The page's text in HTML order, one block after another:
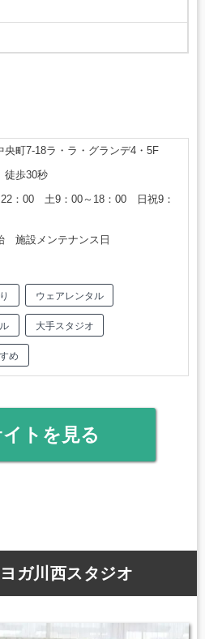
央町7-18ラ・ラ・グランデ4・5F
歩30秒
22：00 土9：00～18：00 日祝9：
施設メンテナンス日
ウェアレンタル
大手スタジオ
め
トを見る
ガ川西スタジオ